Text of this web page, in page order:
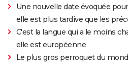
Une nouvelle date évoquée
elle est plus tardive que les
C'est la langue qui a le moins
elle est européenne
Le plus gros perroquet du